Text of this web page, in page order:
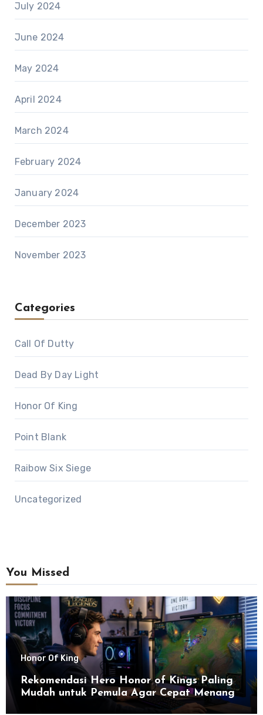
July 2024
June 2024
May 2024
April 2024
March 2024
February 2024
January 2024
December 2023
November 2023
Categories
Call Of Dutty
Dead By Day Light
Honor Of King
Point Blank
Raibow Six Siege
Uncategorized
You Missed
Honor Of King
Rekomendasi Hero Honor of Kings Paling
Mudah untuk Pemula Agar Cepat Menang